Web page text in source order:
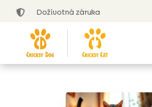
 Doživotná záruka